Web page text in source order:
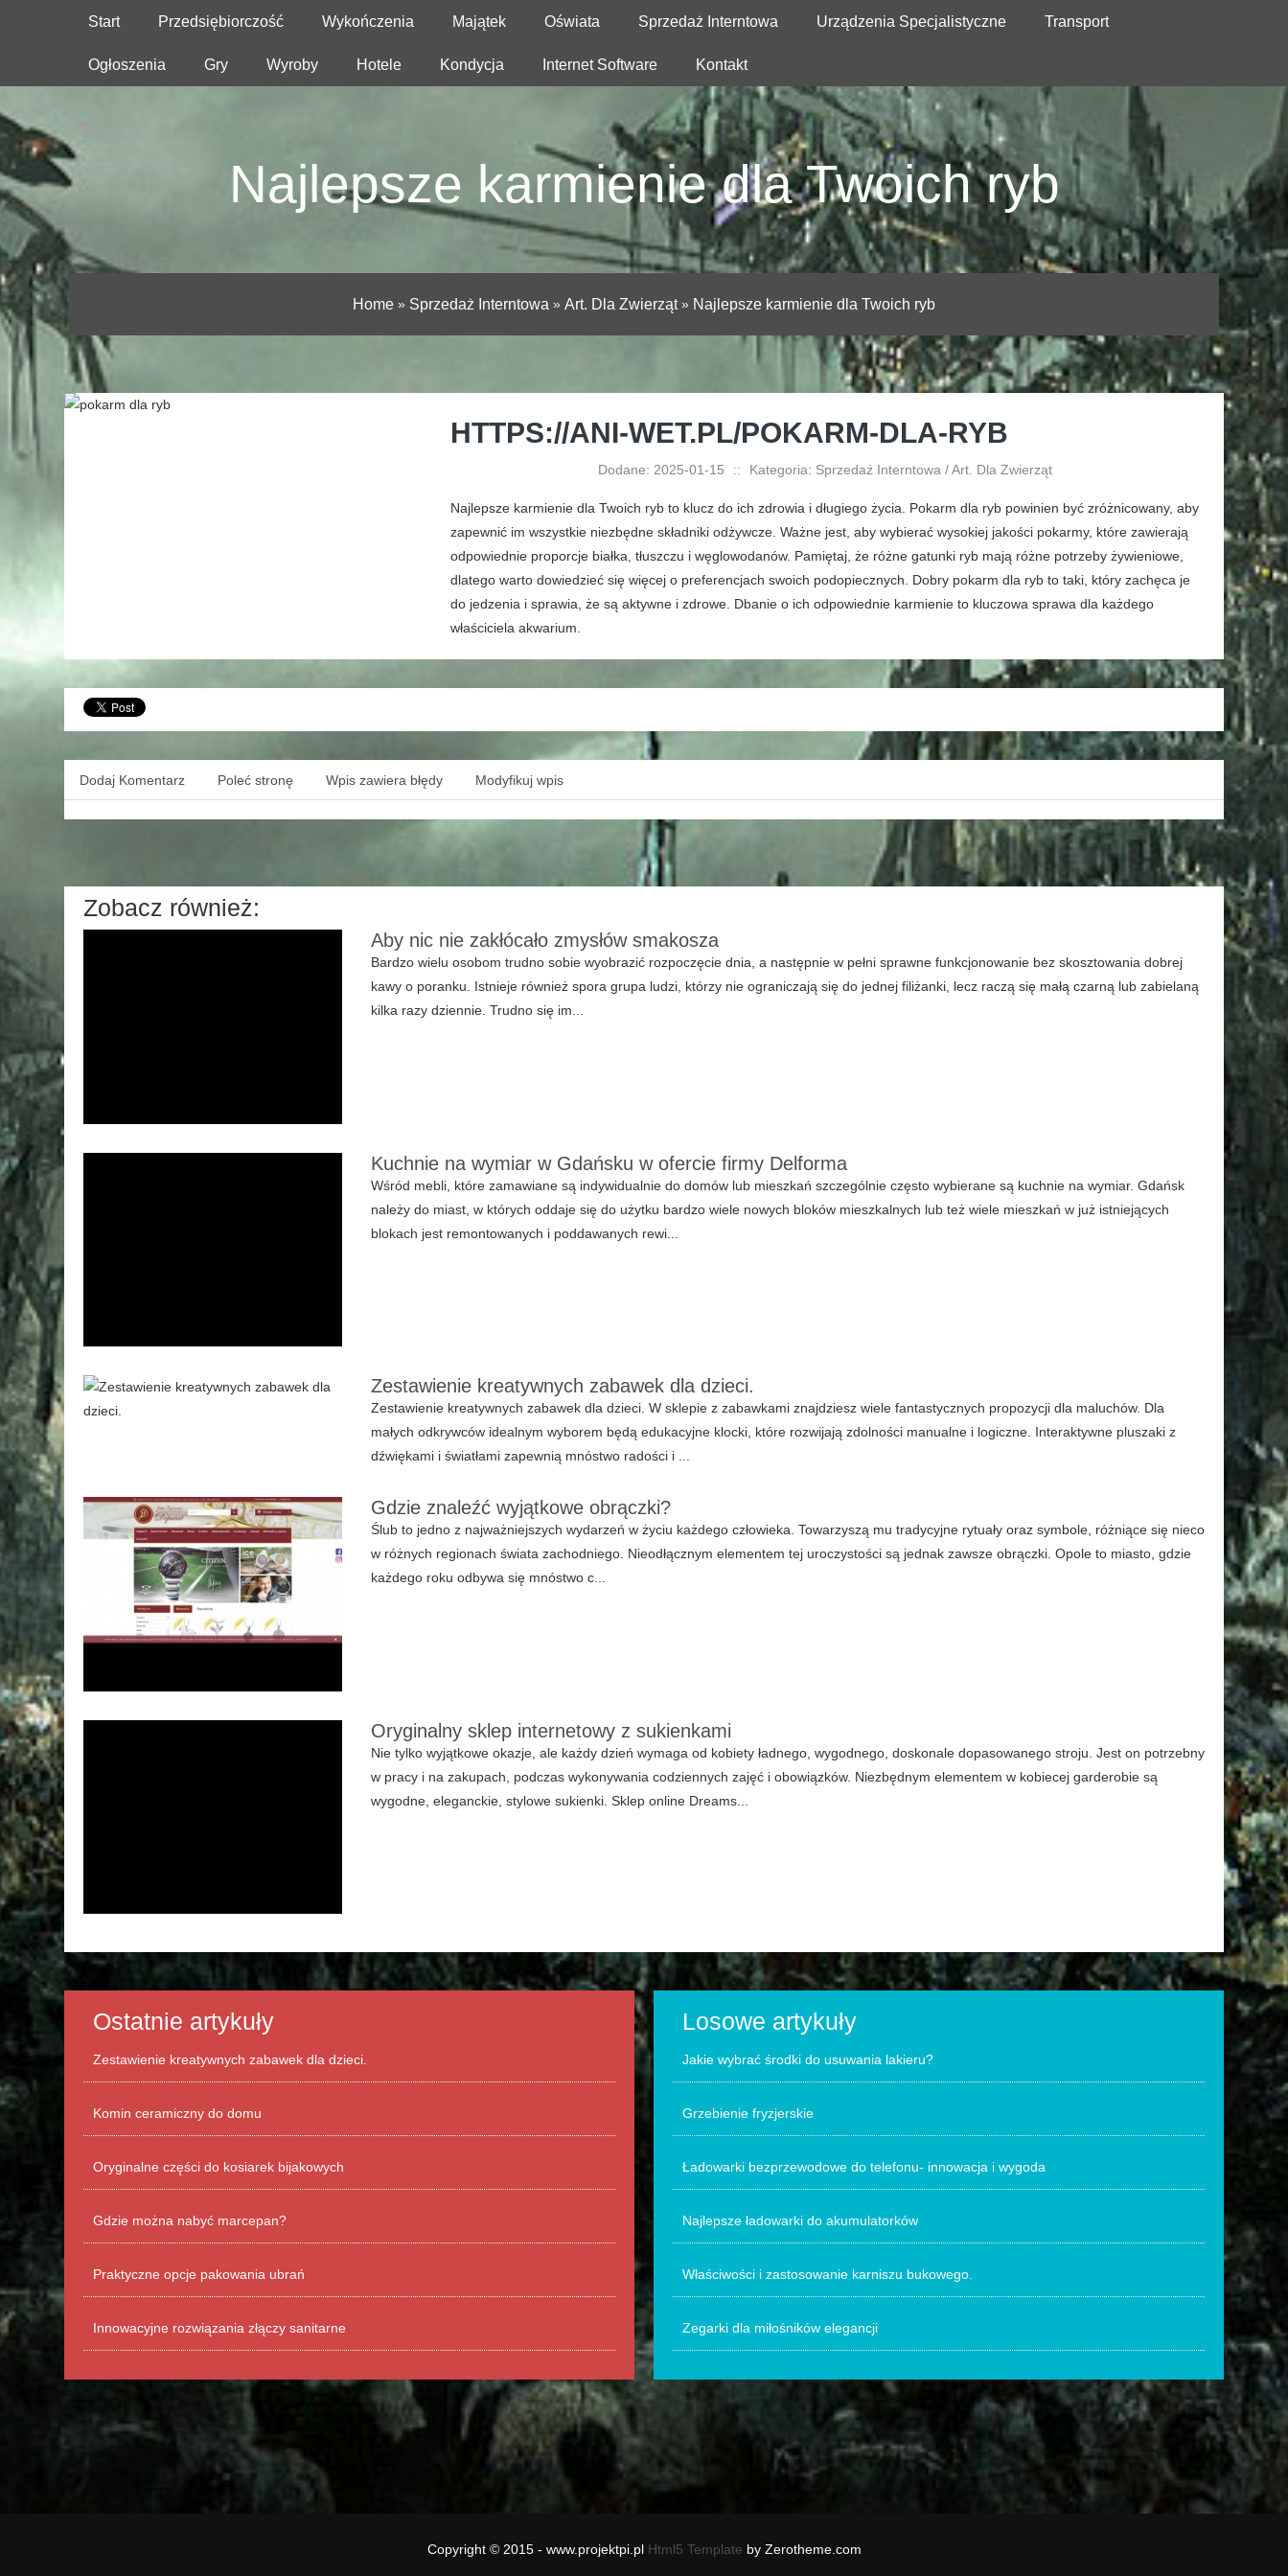
Start Przedsiębiorczość Wykończenia Majątek Oświata Sprzedaż Interntowa Urządzenia Specjalistyczne Transport
Ogłoszenia Gry Wyroby Hotele Kondycja Internet Software Kontakt
Najlepsze karmienie dla Twoich ryb
Home » Sprzedaż Interntowa » Art. Dla Zwierząt» Najlepsze karmienie dla Twoich ryb
HTTPS://ANI-WET.PL/POKARM-DLA-RYB
Dodane: 2025-01-15 :: Kategoria: Sprzedaż Interntowa / Art. Dla Zwierząt
Najlepsze karmienie dla Twoich ryb to klucz do ich zdrowia i długiego życia. Pokarm dla ryb powinien być zróżnicowany, aby
zapewnić im wszystkie niezbędne składniki odżywcze. Ważne jest, aby wybierać wysokiej jakości pokarmy, które zawierają
odpowiednie proporcje białka, tłuszczu i węglowodanów. Pamiętaj, że różne gatunki ryb mają różne potrzeby żywieniowe,
dlatego warto dowiedzieć się więcej o preferencjach swoich podopiecznych. Dobry pokarm dla ryb to taki, który zachęca je
do jedzenia i sprawia, że są aktywne i zdrowe. Dbanie o ich odpowiednie karmienie to kluczowa sprawa dla każdego
właściciela akwarium.
Dodaj Komentarz Poleć stronę Wpis zawiera błędy Modyfikuj wpis
Zobacz również:
Aby nic nie zakłócało zmysłów smakosza
Bardzo wielu osobom trudno sobie wyobrazić rozpoczęcie dnia, a następnie w pełni sprawne funkcjonowanie bez skosztowania dobrej
kawy o poranku. Istnieje również spora grupa ludzi, którzy nie ograniczają się do jednej filiżanki, lecz raczą się małą czarną lub zabielaną
kilka razy dziennie. Trudno się im...
Kuchnie na wymiar w Gdańsku w ofercie firmy Delforma
Wśród mebli, które zamawiane są indywidualnie do domów lub mieszkań szczególnie często wybierane są kuchnie na wymiar. Gdańsk
należy do miast, w których oddaje się do użytku bardzo wiele nowych bloków mieszkalnych lub też wiele mieszkań w już istniejących
blokach jest remontowanych i poddawanych rewi...
Zestawienie kreatywnych zabawek dla dzieci.
Zestawienie kreatywnych zabawek dla dzieci. W sklepie z zabawkami znajdziesz wiele fantastycznych propozycji dla maluchów. Dla
małych odkrywców idealnym wyborem będą edukacyjne klocki, które rozwijają zdolności manualne i logiczne. Interaktywne pluszaki z
dźwiękami i światłami zapewnią mnóstwo radości i ...
Gdzie znaleźć wyjątkowe obrączki?
Ślub to jedno z najważniejszych wydarzeń w życiu każdego człowieka. Towarzyszą mu tradycyjne rytuały oraz symbole, różniące się nieco
w różnych regionach świata zachodniego. Nieodłącznym elementem tej uroczystości są jednak zawsze obrączki. Opole to miasto, gdzie
każdego roku odbywa się mnóstwo c...
Oryginalny sklep internetowy z sukienkami
Nie tylko wyjątkowe okazje, ale każdy dzień wymaga od kobiety ładnego, wygodnego, doskonale dopasowanego stroju. Jest on potrzebny
w pracy i na zakupach, podczas wykonywania codziennych zajęć i obowiązków. Niezbędnym elementem w kobiecej garderobie są
wygodne, eleganckie, stylowe sukienki. Sklep online Dreams...
Ostatnie artykuły
Zestawienie kreatywnych zabawek dla dzieci.
Komin ceramiczny do domu
Oryginalne części do kosiarek bijakowych
Gdzie można nabyć marcepan?
Praktyczne opcje pakowania ubrań
Innowacyjne rozwiązania złączy sanitarne
Losowe artykuły
Jakie wybrać środki do usuwania lakieru?
Grzebienie fryzjerskie
Ładowarki bezprzewodowe do telefonu- innowacja i wygoda
Najlepsze ładowarki do akumulatorków
Właściwości i zastosowanie karniszu bukowego.
Zegarki dla miłośników elegancji
Copyright © 2015 - www.projektpi.pl Html5 Template by Zerotheme.com